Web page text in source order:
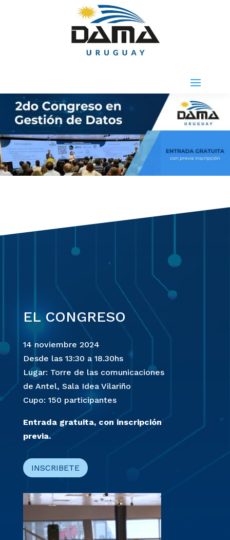
EL CONGRESO
14 noviembre 2024
Desde las 13:30 a 18.30hs
Lugar: Torre de las comunicaciones
de Antel, Sala Idea Vilariño
Cupo: 150 participantes
Entrada gratuita, con inscripción
previa.
INSCRIBETE